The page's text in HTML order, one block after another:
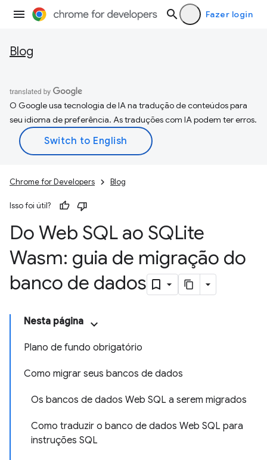
Fazer login
Blog
O Google usa tecnologia de IA na tradução de conteúdos para
seu idioma de preferência. As traduções com IA podem ter erros.
Chrome for Developers Blog
Isso foi útil?
Do Web SQL ao SQLite
Wasm: guia de migração do
banco de dados
Nesta página
Plano de fundo obrigatório
Como migrar seus bancos de dados
Os bancos de dados Web SQL a serem migrados
Como traduzir o banco de dados Web SQL para
instruções SQL